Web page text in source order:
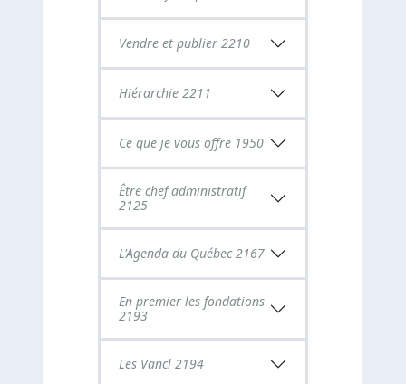
Vendre et publier 2210
Hiérarchie 2211
Ce que je vous offre 1950
Être chef administratif
2125
L'Agenda du Québec 2167
En premier les fondations
2193
Les Vancl 2194